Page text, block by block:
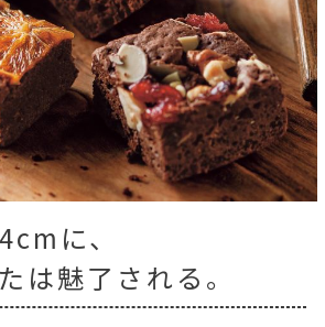
に、
は魅了される。